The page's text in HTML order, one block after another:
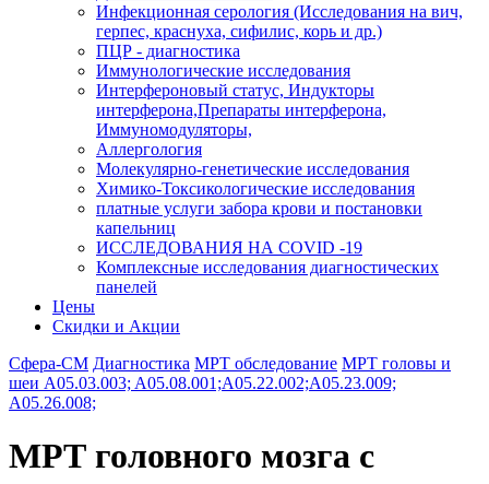
Инфекционная серология (Исследования на вич,
герпес, краснуха, сифилис, корь и др.)
ПЦР - диагностика
Иммунологические исследования
Интерфероновый статус, Индукторы
интерферона,Препараты интерферона,
Иммуномодуляторы,
Аллергология
Молекулярно-генетические исследования
Химико-Токсикологические исследования
платные услуги забора крови и постановки
капельниц
ИССЛЕДОВАНИЯ НА COVID -19
Комплексные исследования диагностических
панелей
Цены
Скидки и Акции
Сфера-СМ Диагностика МРТ обследование МРТ головы и
шеи A05.03.003; A05.08.001;A05.22.002;A05.23.009;
A05.26.008;
МРТ головного мозга с